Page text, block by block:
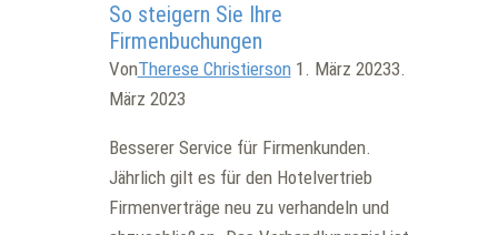
So steigern Sie Ihre
Firmenbuchungen
VonTherese Christierson 1. März 20233.
März 2023
Besserer Service für Firmenkunden.
Jährlich gilt es für den Hotelvertrieb
Firmenverträge neu zu verhandeln und